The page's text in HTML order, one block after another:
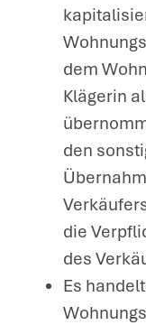
dem
Klägerin
den
die
des
Es